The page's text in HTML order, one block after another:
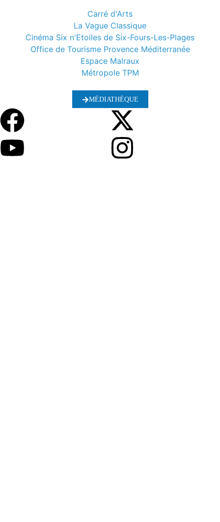
Carré d'Arts
La Vague Classique
Cinéma Six n'Etoiles de Six-Fours-Les-Plages
Office de Tourisme Provence Méditerranée
Espace Malraux
Métropole TPM
MÉDIATHÈQUE